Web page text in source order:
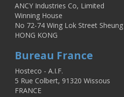
ANCY Industries Co, Limited
Winning House
No 72-74 Wing Lok Street
HONG KONG
Bureau France
Hosteco - A.I.F.
5 Rue Colbert, 91320 Wissous
FRANCE